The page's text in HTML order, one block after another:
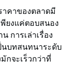
าคาของตลาดมี
ยงแค่ตอบสนอง
การเล่าเรื่อง
นบทสนทนาระดับ
กจะเร็วกว่าที่